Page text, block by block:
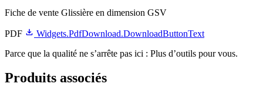
Fiche de vente Glissière en dimension GSV
PDF
Widgets.PdfDownload.DownloadButtonText
Parce que la qualité ne s’arrête pas ici : Plus d’outils pour vous.
Produits associés